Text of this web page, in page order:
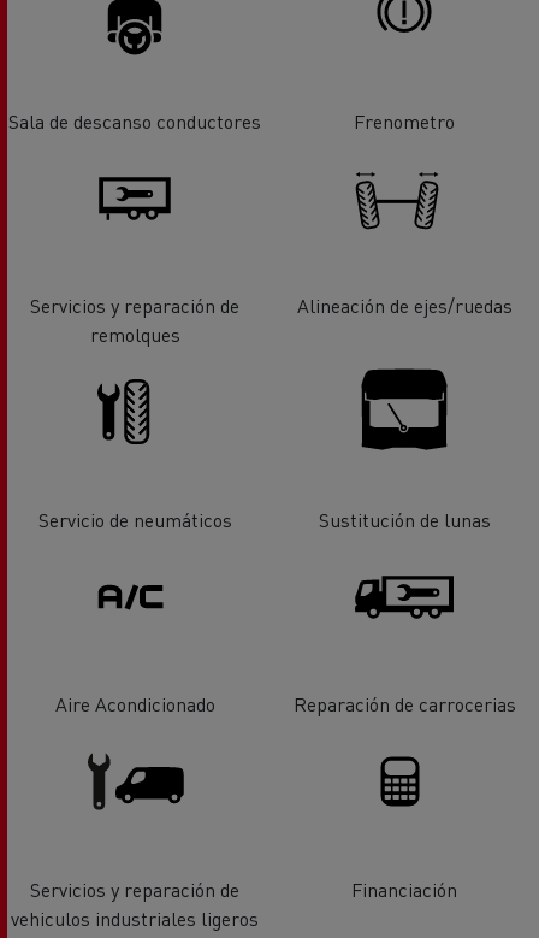
Sala de descanso conductores Frenometro
Servicios y reparación de
remolques
Alineación de ejes/ruedas
Servicio de neumáticos Sustitución de lunas
Aire Acondicionado Reparación de carrocerias
Servicios y reparación de
vehiculos industriales ligeros
Financiación